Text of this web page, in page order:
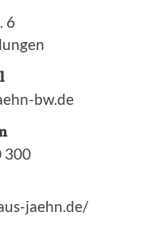
6
bw.de
300
jaehn.de/